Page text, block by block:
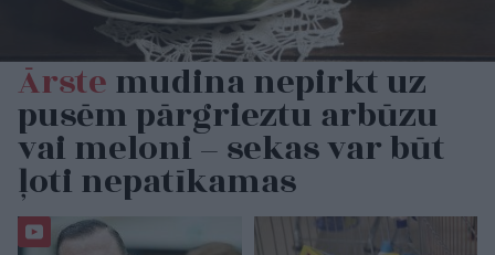
Ārstemudina nepirkt uz
pusēm pārgrieztu arbūzu
vai meloni – sekas var būt
ļoti nepatīkamas